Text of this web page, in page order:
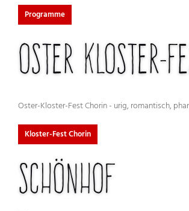
Programme
Oster Kloster-
Oster-Kloster-Fest Chorin - urig, romantisch,
Kloster-Fest Chorin
Schönhof